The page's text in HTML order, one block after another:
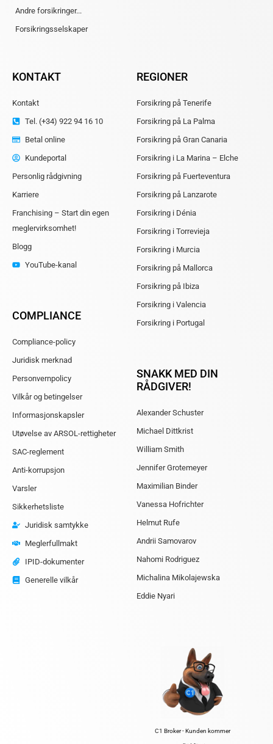
Andre forsikringer...
Forsikringsselskaper
KONTAKT
Kontakt
Tel. (+34) 922 94 16 10
Betal online
Kundeportal
Personlig rådgivning
Karriere
Franchising – Start din egen
megler­virksomhet!
Blogg
YouTube-kanal
COMPLIANCE
Compliance-policy
Juridisk merknad
Personvernpolicy
Vilkår og betingelser
Informasjonskapsler
Utøvelse av ARSOL-rettigheter
SAC-reglement
Anti-korrupsjon
Varsler
Sikkerhetsliste
Juridisk samtykke
Meglerfullmakt
IPID-dokumenter
Generelle vilkår
REGIONER
Forsikring på Tenerife
Forsikring på La Palma
Forsikring på Gran Canaria
Forsikring i La Marina – Elche
Forsikring på Fuerteventura
Forsikring på Lanzarote
Forsikring i Dénia
Forsikring i Torrevieja
Forsikring i Murcia
Forsikring på Mallorca
Forsikring på Ibiza
Forsikring i Valencia
Forsikring i Portugal
SNAKK MED DIN
RÅDGIVER!
Alexander Schuster
Michael Dittkrist
William Smith
Jennifer Grotemeyer
Maximilian Binder
Vanessa Hofrichter
Helmut Rufe
Andrii Samovarov
Nahomi Rodriguez
Michalina Mikolajewska
Eddie Nyari
C1 Broker - Kunden kommer